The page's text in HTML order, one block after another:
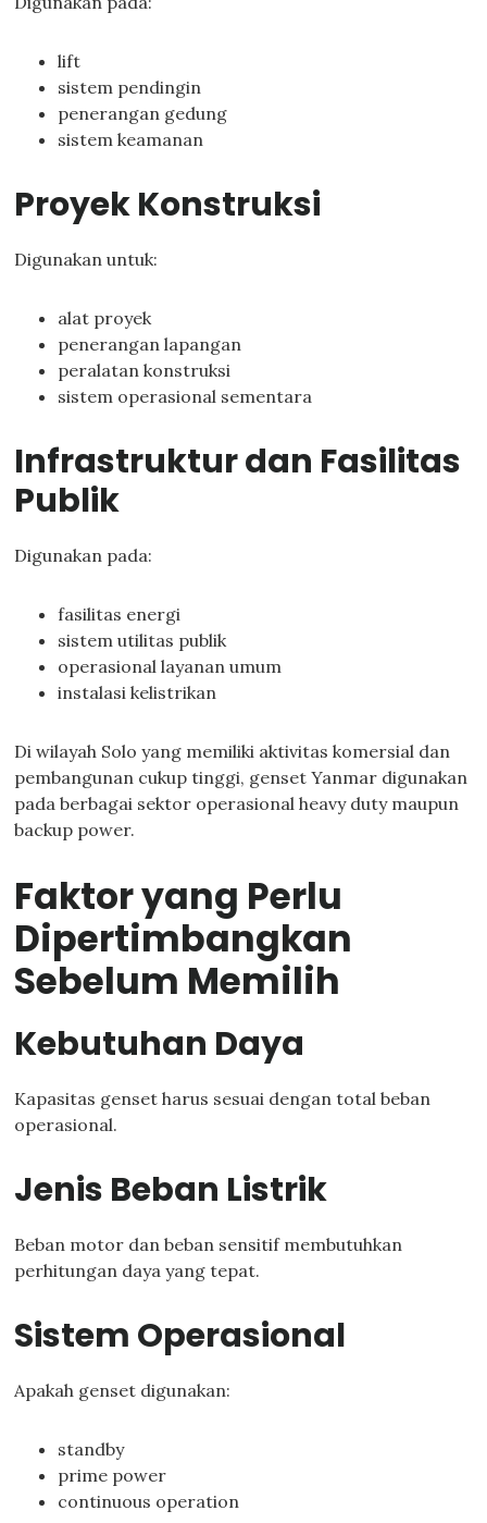
lift
sistem pendingin
penerangan gedung
sistem keamanan
Proyek Konstruksi
Digunakan untuk:
alat proyek
penerangan lapangan
peralatan konstruksi
sistem operasional sementara
Infrastruktur dan Fasilitas
Publik
Digunakan pada:
fasilitas energi
sistem utilitas publik
operasional layanan umum
instalasi kelistrikan
Di wilayah Solo yang memiliki aktivitas komersial dan
pembangunan cukup tinggi, genset Yanmar digunakan
pada berbagai sektor operasional heavy duty maupun
backup power.
Faktor yang Perlu
Dipertimbangkan
Sebelum Memilih
Kebutuhan Daya
Kapasitas genset harus sesuai dengan total beban
operasional.
Jenis Beban Listrik
Beban motor dan beban sensitif membutuhkan
perhitungan daya yang tepat.
Sistem Operasional
Apakah genset digunakan:
standby
prime power
continuous operation